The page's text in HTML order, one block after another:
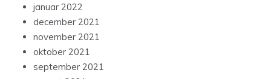
januar 2022
december 2021
november 2021
oktober 2021
september 2021